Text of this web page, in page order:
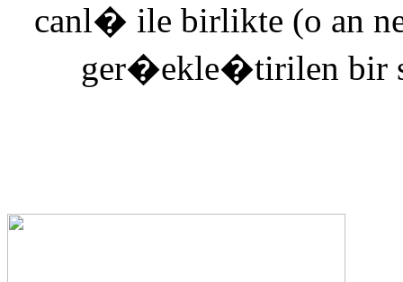
canl� ile birlikte (o an
ger�ekle�tirilen bir